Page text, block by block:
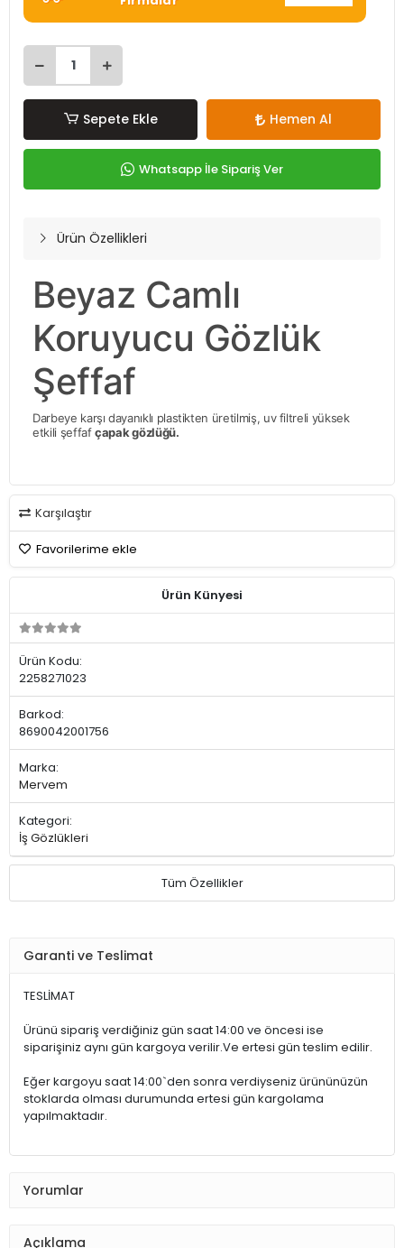
Sepete Ekle Hemen Al
Whatsapp İle Sipariş Ver
Ürün Özellikleri
Beyaz Camlı
Koruyucu Gözlük
Şeffaf
Darbeye karşı dayanıklı plastikten üretilmiş, uv filtreli yüksek
etkili şeffafçapak gözlüğü.
Karşılaştır
Favorilerime ekle
Ürün Künyesi
Ürün Kodu:
2258271023
Barkod:
8690042001756
Marka:
Mervem
Kategori:
İş Gözlükleri
Tüm Özellikler
Garanti ve Teslimat
TESLİMAT
Ürünü sipariş verdiğiniz gün saat 14:00 ve öncesi ise
siparişiniz aynı gün kargoya verilir.Ve ertesi gün teslim edilir.
Eğer kargoyu saat 14:00`den sonra verdiyseniz ürününüzün
stoklarda olması durumunda ertesi gün kargolama
yapılmaktadır.
Yorumlar
Açıklama